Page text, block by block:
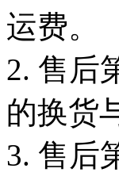
运费。
2. 售后
的换货
3. 售后